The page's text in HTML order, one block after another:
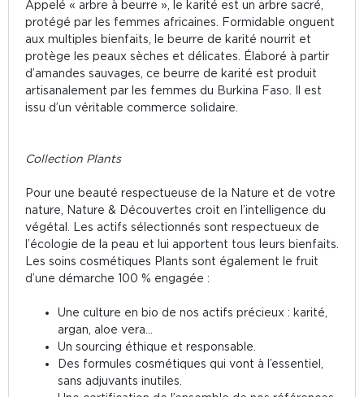
Appelé « arbre à beurre », le karité est un arbre sacré,
protégé par les femmes africaines. Formidable onguent
aux multiples bienfaits, le beurre de karité nourrit et
protège les peaux sèches et délicates. Élaboré à partir
d’amandes sauvages, ce beurre de karité est produit
artisanalement par les femmes du Burkina Faso. Il est
issu d’un véritable commerce solidaire.
Collection Plants
Pour une beauté respectueuse de la Nature et de votre
nature, Nature & Découvertes croit en l’intelligence du
végétal. Les actifs sélectionnés sont respectueux de
l’écologie de la peau et lui apportent tous leurs bienfaits.
Les soins cosmétiques Plants sont également le fruit
d’une démarche 100 % engagée :
Une culture en bio de nos actifs précieux : karité,
argan, aloe vera...
Un sourcing éthique et responsable.
Des formules cosmétiques qui vont à l’essentiel,
sans adjuvants inutiles.